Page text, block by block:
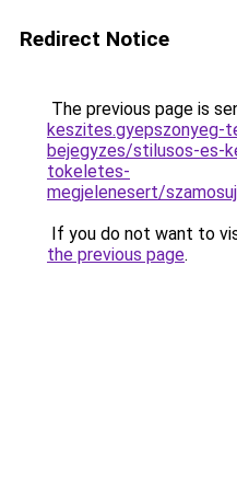
Redirect Notice
The previous page is
keszites.gyepszonyeg-
bejegyzes/stilusos-es-
tokeletes-
megjelenesert/
If you do not want to
the previous page.